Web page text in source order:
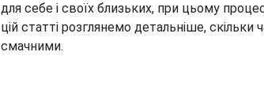
для себе і своїх близьких, при цьому
цій статті розглянемо детальніше,
смачними.